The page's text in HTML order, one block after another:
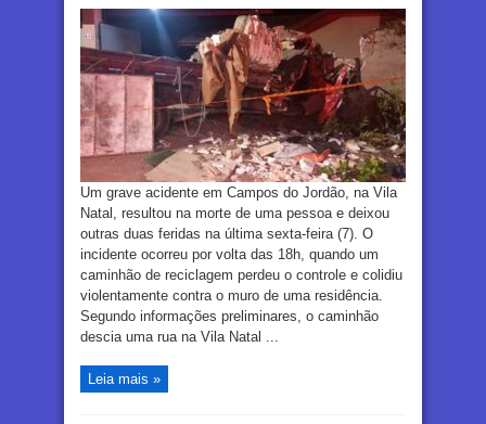
Um grave acidente em Campos do Jordão, na Vila
Natal, resultou na morte de uma pessoa e deixou
outras duas feridas na última sexta-feira (7). O
incidente ocorreu por volta das 18h, quando um
caminhão de reciclagem perdeu o controle e colidiu
violentamente contra o muro de uma residência.
Segundo informações preliminares, o caminhão
descia uma rua na Vila Natal ...
Leia mais »